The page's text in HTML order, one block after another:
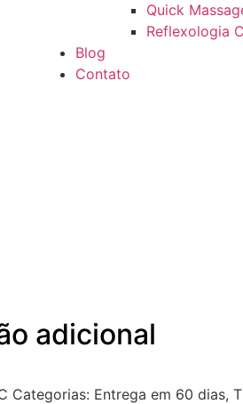
Quick
Reflexologia
Blog
Contato
adicional
Categorias: Entrega em 60 dias,